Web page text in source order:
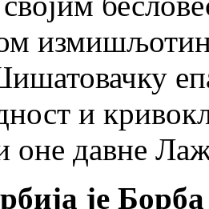
и
оне давне
је